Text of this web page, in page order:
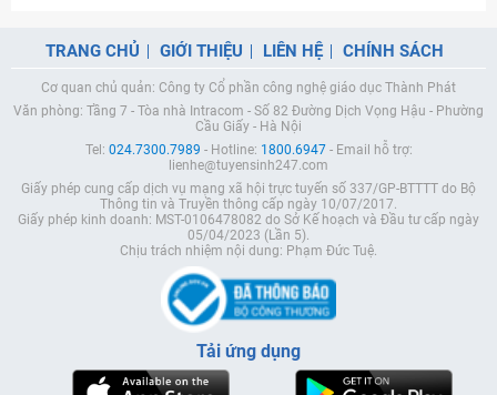
TRANG CHỦ GIỚI THIỆU LIÊN HỆ CHÍNH SÁCH
Cơ quan chủ quản: Công ty Cổ phần công nghệ giáo dục Thành Phát
Văn phòng: Tầng 7 - Tòa nhà Intracom - Số 82 Đường Dịch Vọng Hậu - Phường
Cầu Giấy - Hà Nội
Tel: 024.7300.7989 - Hotline: 1800.6947- Email hỗ trợ:
lienhe@tuyensinh247.com
Giấy phép cung cấp dịch vụ mạng xã hội trực tuyến số 337/GP-BTTTT do Bộ
Thông tin và Truyền thông cấp ngày 10/07/2017.
Giấy phép kinh doanh: MST-0106478082 do Sở Kế hoạch và Đầu tư cấp ngày
05/04/2023 (Lần 5).
Chịu trách nhiệm nội dung: Phạm Đức Tuệ.
Tải ứng dụng